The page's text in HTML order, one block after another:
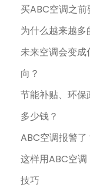
买ABC空调之
为什么越来越多
未来空调会变
向？
节能补贴、环
多少钱？
ABC空调报警
这样用ABC空
技巧